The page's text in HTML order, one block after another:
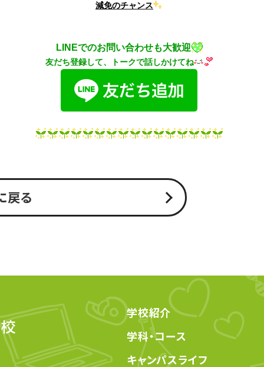
減免のチャンス
LINEでのお問い合わせも大歓迎
友だち登録して、トークで話しかけてね
戻る
学校紹介
学科・コース
キャンパスライフ